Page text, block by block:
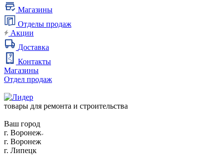
Магазины
Отделы продаж
Акции
Доставка
Контакты
Магазины
Отдел продаж
товары для ремонта и строительства
Ваш город
г. Воронеж
г. Воронеж
г. Липецк